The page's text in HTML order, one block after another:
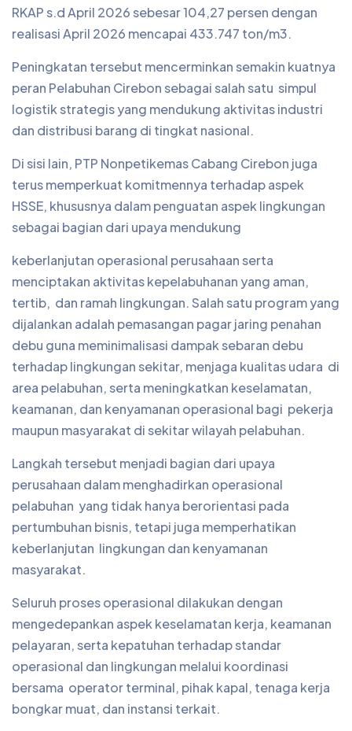
RKAP s.d April 2026 sebesar 104,27 persen dengan
realisasi April 2026 mencapai 433.747 ton/m3.
Peningkatan tersebut mencerminkan semakin kuatnya
peran Pelabuhan Cirebon sebagai salah satu simpul
logistik strategis yang mendukung aktivitas industri
dan distribusi barang di tingkat nasional.
Di sisi lain, PTP Nonpetikemas Cabang Cirebon juga
terus memperkuat komitmennya terhadap aspek
HSSE, khususnya dalam penguatan aspek lingkungan
sebagai bagian dari upaya mendukung
keberlanjutan operasional perusahaan serta
menciptakan aktivitas kepelabuhanan yang aman,
tertib, dan ramah lingkungan. Salah satu program yang
dijalankan adalah pemasangan pagar jaring penahan
debu guna meminimalisasi dampak sebaran debu
terhadap lingkungan sekitar, menjaga kualitas udara di
area pelabuhan, serta meningkatkan keselamatan,
keamanan, dan kenyamanan operasional bagi pekerja
maupun masyarakat di sekitar wilayah pelabuhan.
Langkah tersebut menjadi bagian dari upaya
perusahaan dalam menghadirkan operasional
pelabuhan yang tidak hanya berorientasi pada
pertumbuhan bisnis, tetapi juga memperhatikan
keberlanjutan lingkungan dan kenyamanan
masyarakat.
Seluruh proses operasional dilakukan dengan
mengedepankan aspek keselamatan kerja, keamanan
pelayaran, serta kepatuhan terhadap standar
operasional dan lingkungan melalui koordinasi
bersama operator terminal, pihak kapal, tenaga kerja
bongkar muat, dan instansi terkait.